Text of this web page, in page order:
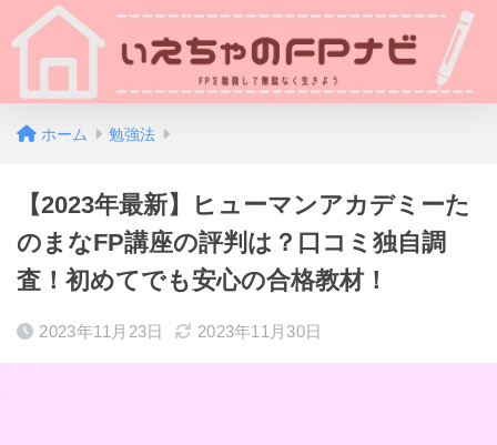
ホーム 勉強法
【2023年最新】ヒューマンアカデミーた
のまなFP講座の評判は？口コミ独自調
査！初めてでも安心の合格教材！
2023年11月23日 2023年11月30日